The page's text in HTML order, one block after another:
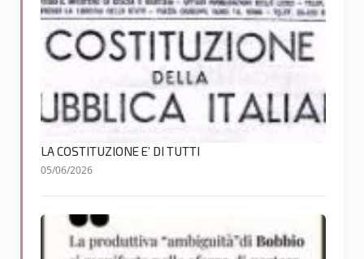
LA COSTITUZIONE E’ DI TUTTI
05/06/2026